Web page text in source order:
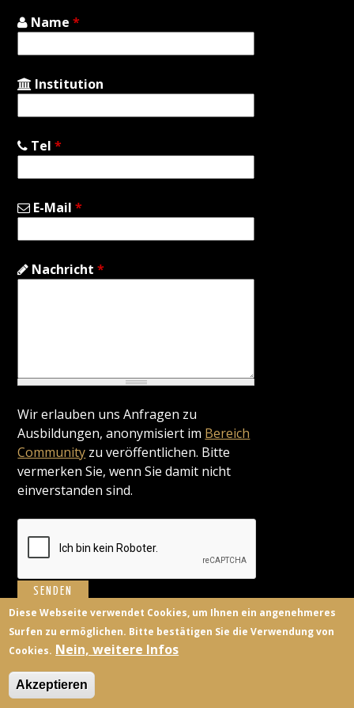
Name*
Institution
Tel*
E-Mail*
Nachricht*
Wir erlauben uns Anfragen zu
Ausbildungen, anonymisiert im Bereich
Community zu veröffentlichen. Bitte
vermerken Sie, wenn Sie damit nicht
einverstanden sind.
BILDUNGSANBIETER KONTAKT
Diese Webseite verwendet Cookies, um Ihnen ein angenehmeres
Surfen zu ermöglichen. Bitte bestätigen Sie die Verwendung von
Cookies. Nein, weitere Infos
Akzeptieren